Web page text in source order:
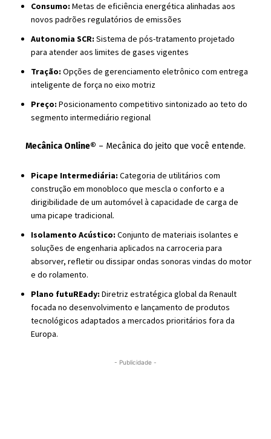
Consumo: Metas de eficiência energética alinhadas aos
novos padrões regulatórios de emissões
Autonomia SCR: Sistema de pós-tratamento projetado
para atender aos limites de gases vigentes
Tração: Opções de gerenciamento eletrônico com entrega
inteligente de força no eixo motriz
Preço: Posicionamento competitivo sintonizado ao teto do
segmento intermediário regional
Mecânica Online® – Mecânica do jeito que você entende.
Picape Intermediária: Categoria de utilitários com
construção em monobloco que mescla o conforto e a
dirigibilidade de um automóvel à capacidade de carga de
uma picape tradicional.
Isolamento Acústico: Conjunto de materiais isolantes e
soluções de engenharia aplicados na carroceria para
absorver, refletir ou dissipar ondas sonoras vindas do motor
e do rolamento.
Plano futuREady: Diretriz estratégica global da Renault
focada no desenvolvimento e lançamento de produtos
tecnológicos adaptados a mercados prioritários fora da
Europa.
- Publicidade -